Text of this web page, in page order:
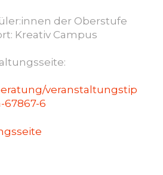
der Oberstufe
Kreativ Campus
veranstaltungstip
6